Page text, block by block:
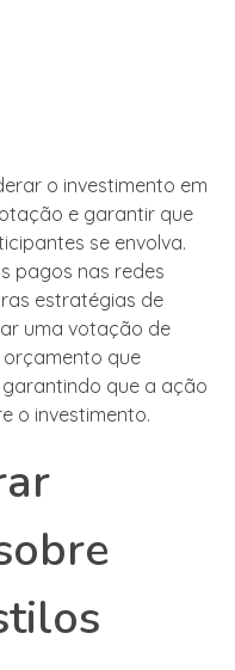
o investimento em
e garantir que
se envolva.
pagos nas redes
estratégias de
uma votação de
orçamento que
que a ação
o investimento.